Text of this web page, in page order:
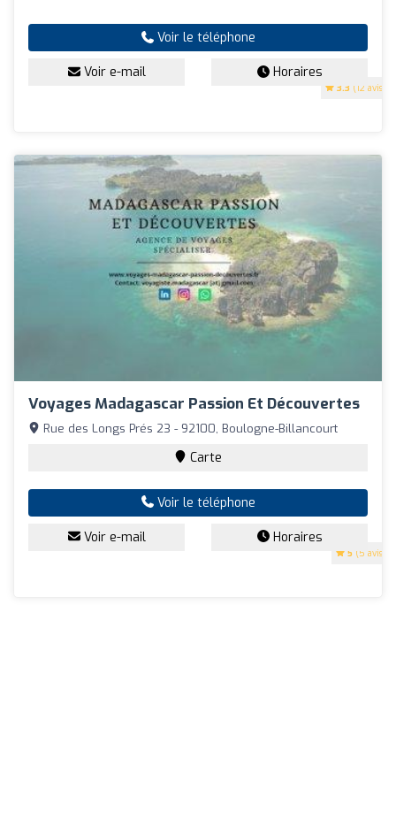
3.3 (12 avis)
Voir le téléphone
Voir e-mail Horaires
Voyages Madagascar Passion Et Découvertes
5 (5 avis)
Rue des Longs Prés 23 - 92100, Boulogne-Billancourt
Carte
Voir le téléphone
Voir e-mail Horaires